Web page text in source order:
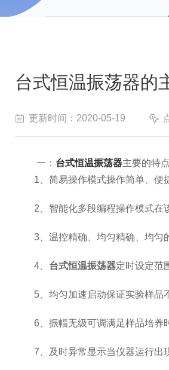
台式恒温振荡器的
更新时间：2020-05-19
一： 台式恒温振荡器主要的特点
1、简易操作模式操作简单、便
2、智能化多段编程操作模式在该
3、温控精确、均匀精确、均匀的
4、 台式恒温振荡器定时设定范
5、均匀加速启动保证实验样品不
6、振幅无级可调满足样品培养时
7、及时异常显示当仪器运行出现